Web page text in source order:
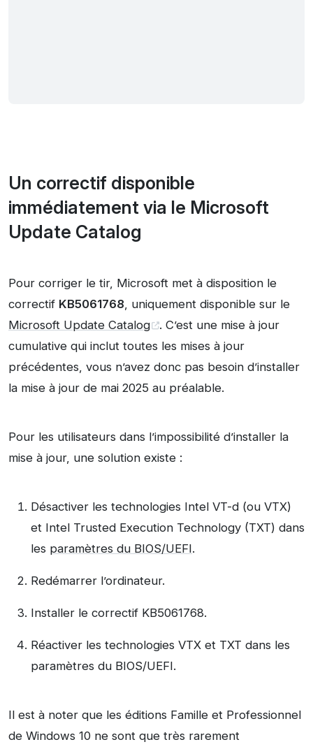
Un correctif disponible
immédiatement via le Microsoft
Update Catalog
Pour corriger le tir, Microsoft met à disposition le
correctif KB5061768, uniquement disponible sur le
Microsoft Update Catalog
. C’est une mise à jour
cumulative qui inclut toutes les mises à jour
précédentes, vous n’avez donc pas besoin d’installer
la mise à jour de mai 2025 au préalable.
Pour les utilisateurs dans l’impossibilité d’installer la
mise à jour, une solution existe :
Désactiver les technologies Intel VT-d (ou VTX)
et Intel Trusted Execution Technology (TXT) dans
les paramètres du BIOS/UEFI.
Redémarrer l’ordinateur.
Installer le correctif KB5061768.
Réactiver les technologies VTX et TXT dans les
paramètres du BIOS/UEFI.
Il est à noter que les éditions Famille et Professionnel
de Windows 10 ne sont que très rarement